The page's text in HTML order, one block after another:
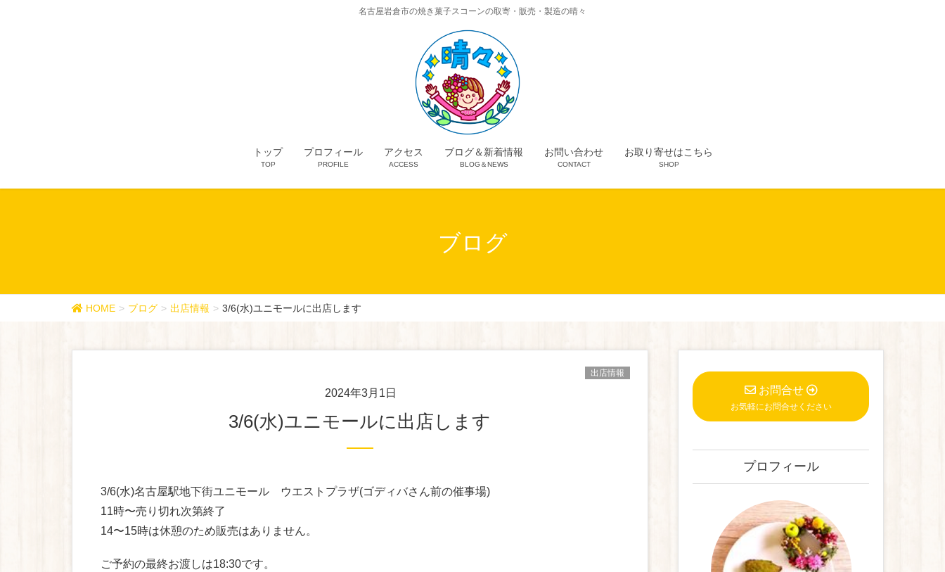
名古屋岩倉市の焼き菓子スコーンの取寄・販売・製造の晴々
トップ
TOP
プロフィール
PROFILE
アクセス
ACCESS
ブログ＆新着情報
BLOG＆NEWS
お問い合わせ
CONTACT
お取り寄せはこちら
SHOP
ブログ
HOME ブログ 出店情報 3/6(水)ユニモールに出店します
2024年3月1日
出店情報
3/6(水)ユニモールに出店します
3/6(水)名古屋駅地下街ユニモール ウエストプラザ(ゴディバさん前の催事場)
11時〜売り切れ次第終了
14〜15時は休憩のため販売はありません。
ご予約の最終お渡しは18:30です。
お問合せ
お気軽にお問合せください
プロフィール